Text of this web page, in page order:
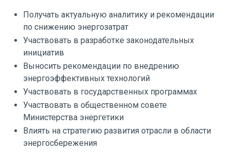
Получать актуальную аналитику и рекомендации
по снижению энергозатрат
Участвовать в разработке законодательных
инициатив
Выносить рекомендации по внедрению
энергоэффективных технологий
Участвовать в государственных программах
Участвовать в общественном совете
Министерства энергетики
Влиять на стратегию развития отрасли в области
энергосбережения